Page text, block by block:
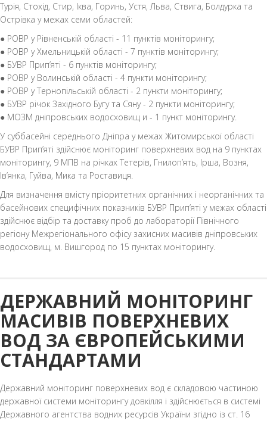
Турія, Стохід, Стир, Іква, Горинь, Устя, Льва, Ствига, Болдурка та
Острівка у межах семи областей:
● РОВР у Рівненській області - 11 пунктів моніторингу;
● РОВР у Хмельницькій області - 7 пунктів моніторингу;
● БУВР Прип’яті - 6 пунктів моніторингу;
● РОВР у Волинській області - 4 пункти моніторингу;
● РОВР у Тернопільській області - 2 пункти моніторингу;
● БУВР річок Західного Бугу та Сяну - 2 пункти моніторингу;
● МОЗМ дніпровських водосховищ и - 1 пункт моніторингу.
У суббасейні середнього Дніпра у межах Житомирської області
БУВР Прип’яті здійснює моніторинг поверхневих вод на 9 пунктах
моніторингу, 9 МПВ на річках Тетерів, Гнилоп’ять, Ірша, Возня,
Ів’янка, Гуйва, Мика та Роставиця.
Для визначення вмісту пріоритетних органічних і неорганічних та
басейнових специфічних показників БУВР Прип’яті у межах області
здійснює відбір та доставку проб до лабораторії Північного
регіону Межрегіонального офісу захисних масивів дніпровських
водосховищ, м. Вишгород по 15 пунктах моніторингу.
ДЕРЖАВНИЙ МОНІТОРИНГ
МАСИВІВ ПОВЕРХНЕВИХ
ВОД ЗА ЄВРОПЕЙСЬКИМИ
СТАНДАРТАМИ
Державний моніторинг поверхневих вод є складовою частиною
державної системи моніторингу довкілля і здійснюється в системі
Державного агентства водних ресурсів України згідно із ст. 16